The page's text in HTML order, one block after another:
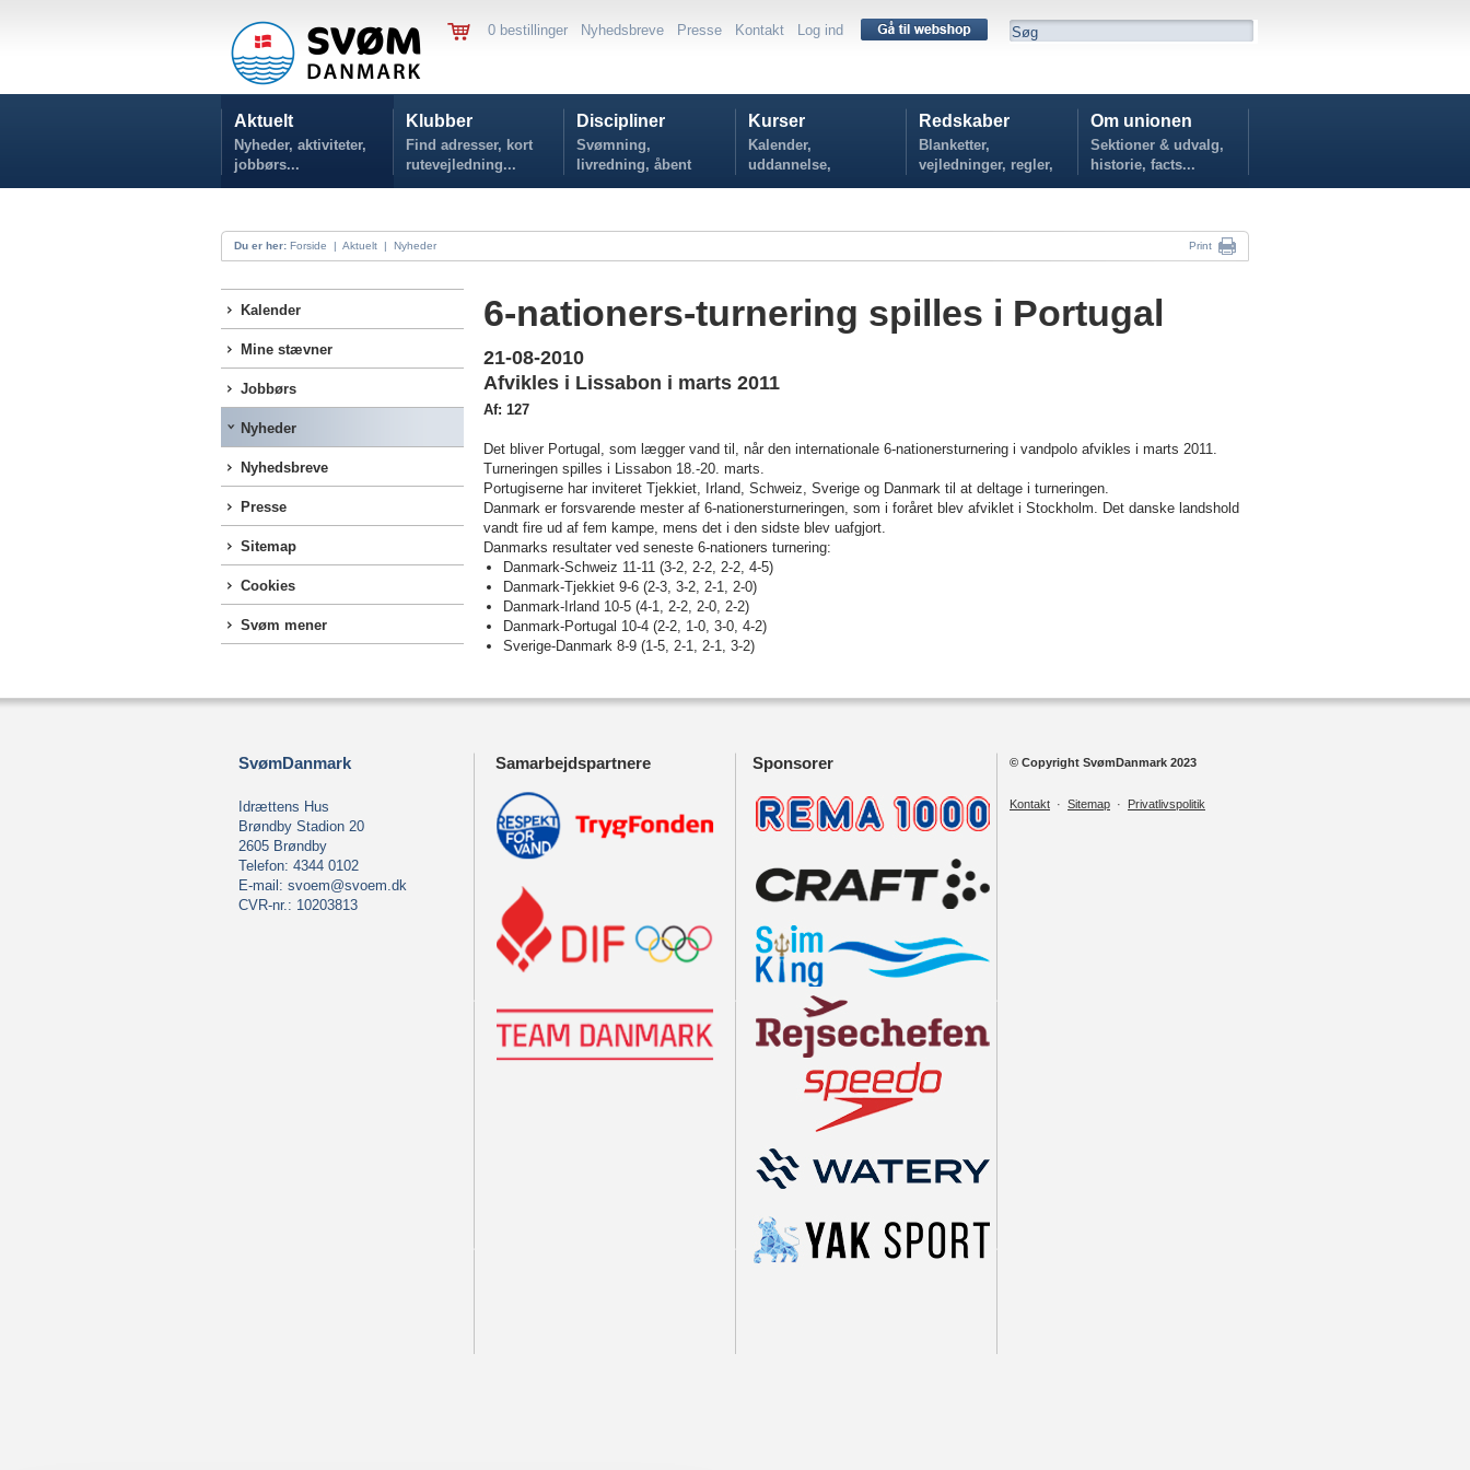
0 bestillinger Nyhedsbreve Presse Kontakt Log ind
Aktuelt
Nyheder, aktiviteter,
jobbørs...
Klubber
Find adresser, kort
rutevejledning...
Discipliner
Svømning,
livredning, åbent
vand...
Kurser
Kalender,
uddannelse,
tilmelding...
Redskaber
Blanketter,
vejledninger, regler,
politikker...
Om unionen
Sektioner & udvalg,
historie, facts...
Du er her: Forside | Aktuelt | Nyheder Print
Kalender
Mine stævner
Jobbørs
Nyheder
Nyhedsbreve
Presse
Sitemap
Cookies
Svøm mener
6-nationers-turnering spilles i Portugal
21-08-2010
Afvikles i Lissabon i marts 2011
Af: 127
Det bliver Portugal, som lægger vand til, når den internationale 6-nationersturnering i vandpolo afvikles i marts 2011.
Turneringen spilles i Lissabon 18.-20. marts.
Portugiserne har inviteret Tjekkiet, Irland, Schweiz, Sverige og Danmark til at deltage i turneringen.
Danmark er forsvarende mester af 6-nationersturneringen, som i foråret blev afviklet i Stockholm. Det danske landshold
vandt fire ud af fem kampe, mens det i den sidste blev uafgjort.
Danmarks resultater ved seneste 6-nationers turnering:
Danmark-Schweiz 11-11 (3-2, 2-2, 2-2, 4-5)
Danmark-Tjekkiet 9-6 (2-3, 3-2, 2-1, 2-0)
Danmark-Irland 10-5 (4-1, 2-2, 2-0, 2-2)
Danmark-Portugal 10-4 (2-2, 1-0, 3-0, 4-2)
Sverige-Danmark 8-9 (1-5, 2-1, 2-1, 3-2)
SvømDanmark
Idrættens Hus
Brøndby Stadion 20
2605 Brøndby
Telefon: 4344 0102
E-mail: svoem@svoem.dk
CVR-nr.: 10203813
Samarbejdspartnere Sponsorer © Copyright SvømDanmark 2023
Kontakt · Sitemap · Privatlivspolitik